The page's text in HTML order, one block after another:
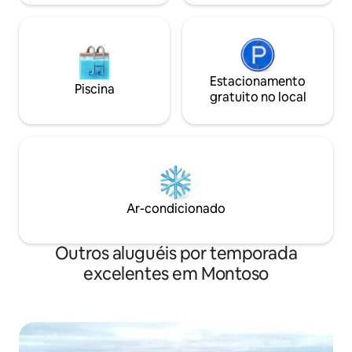
Piscina
Estacionamento
gratuito no local
Ar-condicionado
Outros aluguéis por temporada
excelentes em Montoso